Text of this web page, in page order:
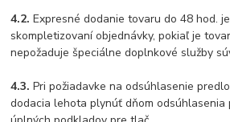
4.2. Expresné dodanie tovaru do 48 hod.
skompletizovaní objednávky, pokiaľ je
nepožaduje špeciálne doplnkové služby
4.3. Pri požiadavke na odsúhlasenie
dodacia lehota plynúť dňom odsúhlasenia